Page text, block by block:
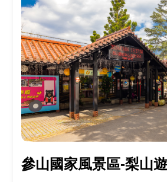
參山國家風景區-梨山